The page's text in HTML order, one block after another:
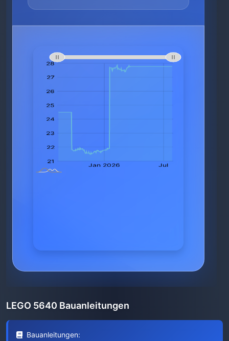
LEGO 5640 Bauanleitungen
Bauanleitungen: